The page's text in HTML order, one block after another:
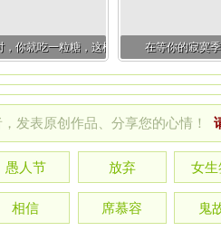
，你就吃一粒糖，这样的想念甜甜的在等你的寂寞
发表原创作品、分享您的心情！
愚人节 放弃 女生
相信 席慕容 鬼